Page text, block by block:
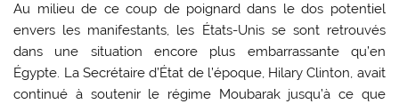
Au milieu de ce coup de poignard dans le dos potentiel
envers les manifestants, les États-Unis se sont retrouvés
dans une situation encore plus embarrassante qu’en
Égypte. La Secrétaire d’État de l’époque, Hilary Clinton, avait
continué à soutenir le régime Moubarak jusqu’à ce que